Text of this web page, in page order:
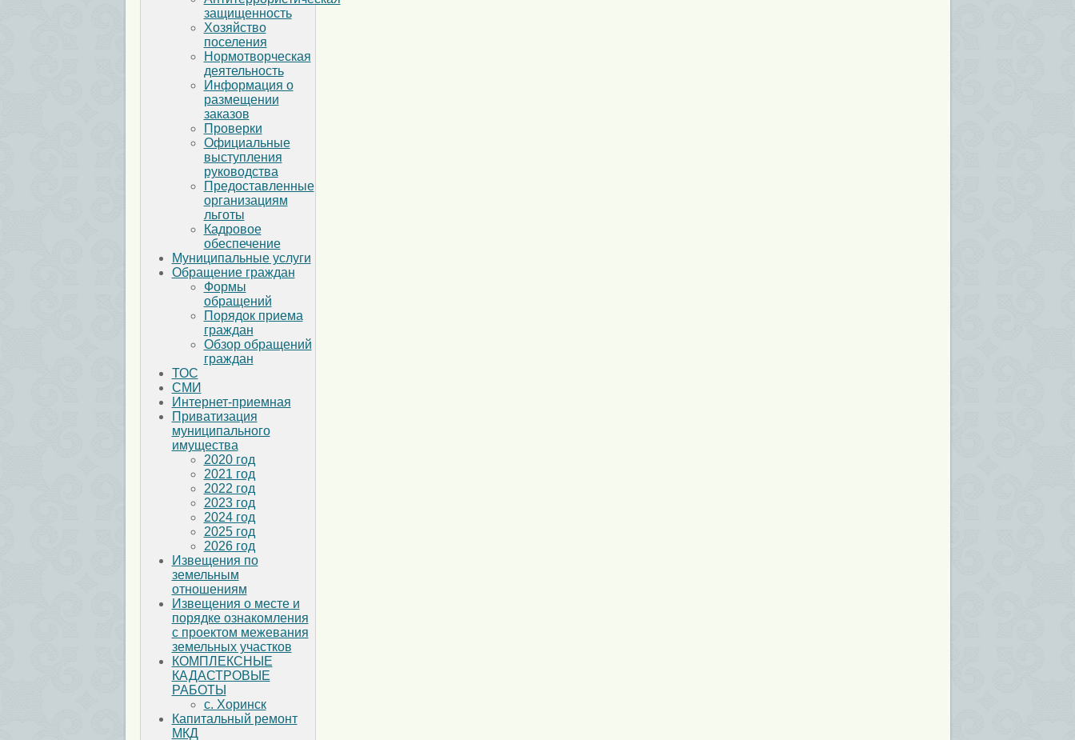
защищенность
Хозяйство
поселения
Нормотворческая
деятельность
Информация о
размещении
заказов
Проверки
Официальные
выступления
руководства
Предоставленные
организациям
льготы
Кадровое
обеспечение
Муниципальные услуги
Обращение граждан
Формы
обращений
Порядок приема
граждан
Обзор обращений
граждан
ТОС
СМИ
Интернет-приемная
Приватизация
муниципального
имущества
2020 год
2021 год
2022 год
2023 год
2024 год
2025 год
2026 год
Извещения по
земельным
отношениям
Извещения о месте и
порядке ознакомления
с проектом межевания
земельных участков
КОМПЛЕКСНЫЕ
КАДАСТРОВЫЕ
РАБОТЫ
с. Хоринск
Капитальный ремонт
МКД